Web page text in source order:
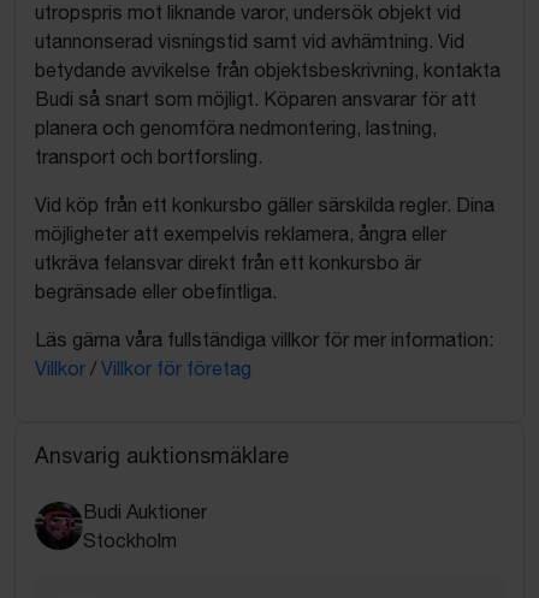
utropspris mot liknande varor, undersök objekt vid
utannonserad visningstid samt vid avhämtning. Vid
betydande avvikelse från objektsbeskrivning, kontakta
Budi så snart som möjligt. Köparen ansvarar för att
planera och genomföra nedmontering, lastning,
transport och bortforsling.
Vid köp från ett konkursbo gäller särskilda regler. Dina
möjligheter att exempelvis reklamera, ångra eller
utkräva felansvar direkt från ett konkursbo är
begränsade eller obefintliga.
Läs gärna våra fullständiga villkor för mer information:
Villkor / Villkor för företag
Ansvarig auktionsmäklare
Budi Auktioner
Stockholm